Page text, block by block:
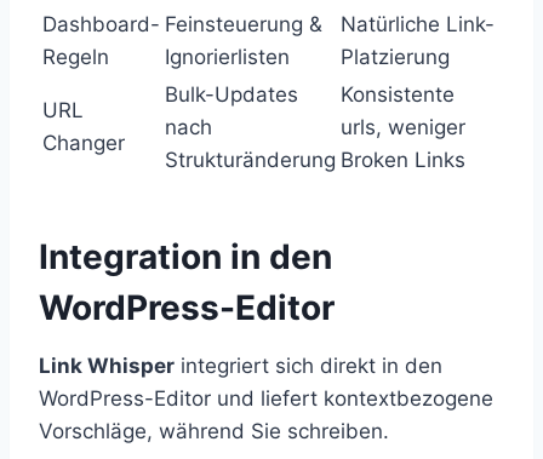
Dashboard-
Regeln
Feinsteuerung &
Ignorierlisten
Natürliche Link-
Platzierung
URL
Changer
Bulk-Updates
nach
Strukturänderung
Konsistente
urls, weniger
Broken Links
Integration in den
WordPress-Editor
Link Whisper integriert sich direkt in den
WordPress-Editor und liefert kontextbezogene
Vorschläge, während Sie schreiben.